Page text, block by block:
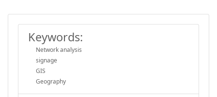
Keywords:
Network analysis
signage
GIS
Geography